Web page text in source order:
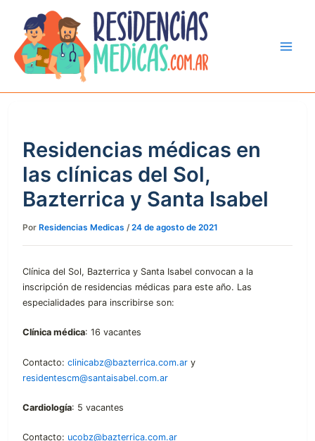
contenido
Residencias médicas en
las clínicas del Sol,
Bazterrica y Santa Isabel
Por Residencias Medicas /24 de agosto de 2021
Clínica del Sol, Bazterrica y Santa Isabel convocan a la
inscripción de residencias médicas para este año. Las
especialidades para inscribirse son:
Clínica médica: 16 vacantes
Contacto: clinicabz@bazterrica.com.ar y
residentescm@santaisabel.com.ar
Cardiología: 5 vacantes
Contacto: ucobz@bazterrica.com.ar